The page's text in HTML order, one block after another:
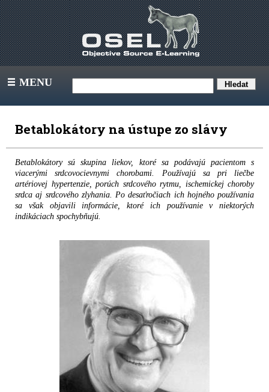
III MENU
Betablokátory na ústupe zo slávy
Betablokátory sú skupina liekov, ktoré sa podávajú pacientom s
viacerými srdcovocievnymi chorobami. Používajú sa pri liečbe
artériovej hypertenzie, porúch srdcového rytmu, ischemickej choroby
srdca aj srdcového zlyhania. Po desaťročiach ich hojného používania
sa však objavili informácie, ktoré ich používanie v niektorých
indikáciach spochybňujú.